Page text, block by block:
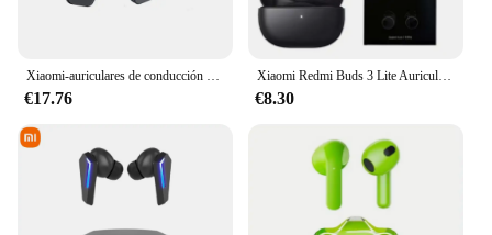
€17.76
Xiaomi Redmi Buds 3 Lite Auriculares inalámbricos Bluetooth 5.2 Auriculares Bluetooth Auriculares deportivos Auriculares intrauditivos
€8.30